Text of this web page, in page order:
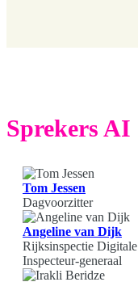
Sprekers
Tom Jessen
Dagvoorzitter
Angeline van Dijk
Rijksinspectie
Inspecteur-generaal